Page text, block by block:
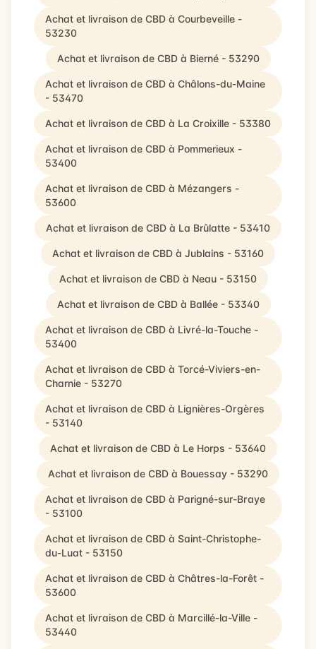
Achat et livraison de CBD à Courbeveille -
53230
Achat et livraison de CBD à Bierné - 53290
Achat et livraison de CBD à Châlons-du-Maine
- 53470
Achat et livraison de CBD à La Croixille - 53380
Achat et livraison de CBD à Pommerieux -
53400
Achat et livraison de CBD à Mézangers -
53600
Achat et livraison de CBD à La Brûlatte - 53410
Achat et livraison de CBD à Jublains - 53160
Achat et livraison de CBD à Neau - 53150
Achat et livraison de CBD à Ballée - 53340
Achat et livraison de CBD à Livré-la-Touche -
53400
Achat et livraison de CBD à Torcé-Viviers-en-
Charnie - 53270
Achat et livraison de CBD à Lignières-Orgères
- 53140
Achat et livraison de CBD à Le Horps - 53640
Achat et livraison de CBD à Bouessay - 53290
Achat et livraison de CBD à Parigné-sur-Braye
- 53100
Achat et livraison de CBD à Saint-Christophe-
du-Luat - 53150
Achat et livraison de CBD à Châtres-la-Forêt -
53600
Achat et livraison de CBD à Marcillé-la-Ville -
53440